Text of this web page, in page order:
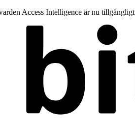
Access Intelligence är nu tillgängligt